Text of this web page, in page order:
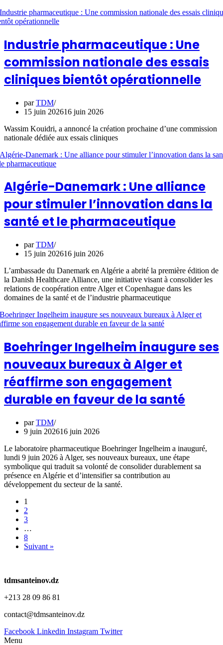
Industrie pharmaceutique : Une
commission nationale des essais
cliniques bientôt opérationnelle
parTDM
15 juin 202616 juin 2026
Wassim Kouidri, a annoncé la création prochaine d’une commission
nationale dédiée aux essais cliniques
Algérie-Danemark : Une alliance
pour stimuler l’innovation dans la
santé et le pharmaceutique
parTDM
15 juin 202616 juin 2026
L’ambassade du Danemark en Algérie a abrité la première édition de
la Danish Healthcare Alliance, une initiative visant à consolider les
relations de coopération entre Alger et Copenhague dans les
domaines de la santé et de l’industrie pharmaceutique
Boehringer Ingelheim inaugure ses
nouveaux bureaux à Alger et
réaffirme son engagement
durable en faveur de la santé
parTDM
9 juin 202616 juin 2026
Le laboratoire pharmaceutique Boehringer Ingelheim a inauguré,
lundi 9 juin 2026 à Alger, ses nouveaux bureaux, une étape
symbolique qui traduit sa volonté de consolider durablement sa
présence en Algérie et d’intensifier sa contribution au
développement du secteur de la santé.
1
2
3
…
8
Suivant »
tdmsanteinov.dz
+213 28 09 86 81
contact@tdmsanteinov.dz
Facebook Linkedin Instagram Twitter
Menu